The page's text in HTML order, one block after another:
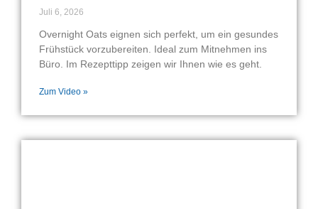
Juli 6, 2026
Overnight Oats eignen sich perfekt, um ein gesundes
Frühstück vorzubereiten. Ideal zum Mitnehmen ins
Büro. Im Rezepttipp zeigen wir Ihnen wie es geht.
Zum Video »